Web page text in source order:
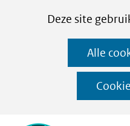
CookiesDeze site
Alle